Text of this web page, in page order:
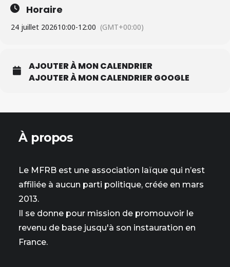
Horaire
24 juillet 202610:00-12:00 (GMT+00:00)
AJOUTER À MON CALENDRIER
AJOUTER À MON CALENDRIER GOOGLE
À propos
Le MFRB est une association laïque qui n’est
affiliée à aucun parti politique, créée en mars
2013.
Il se donne pour mission de promouvoir le
revenu de base jusqu'à son instauration en
France.